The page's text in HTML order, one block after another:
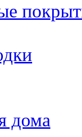
дома